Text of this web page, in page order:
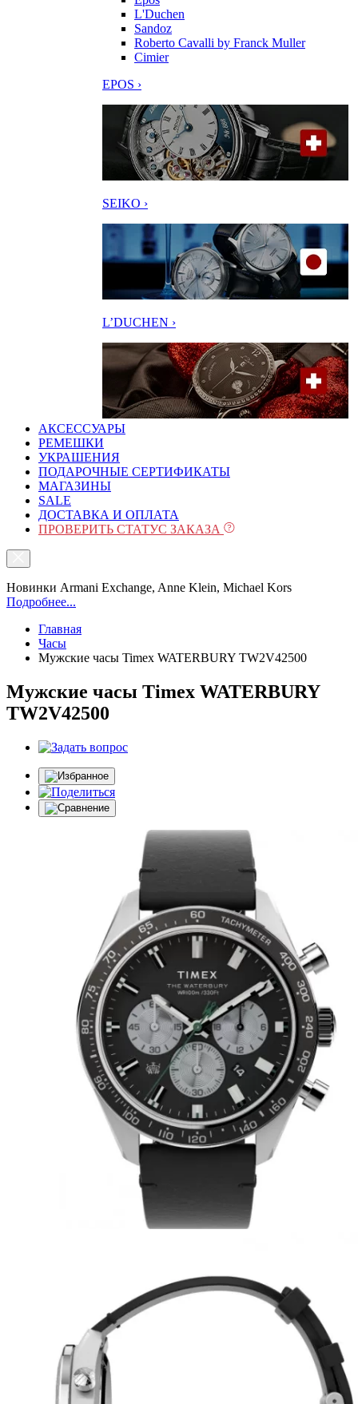
L'Duchen
Sandoz
Roberto Cavalli by Franck Muller
Cimier
EPOS ›
SEIKO ›
L’DUCHEN ›
АКСЕССУАРЫ
РЕМЕШКИ
УКРАШЕНИЯ
ПОДАРОЧНЫЕ СЕРТИФИКАТЫ
МАГАЗИНЫ
SALE
ДОСТАВКА И ОПЛАТА
ПРОВЕРИТЬ СТАТУС ЗАКАЗА
Новинки Armani Exchange, Anne Klein, Michael Kors
Подробнее...
Главная
Часы
Мужские часы Timex WATERBURY TW2V42500
Мужские часы Timex WATERBURY
TW2V42500